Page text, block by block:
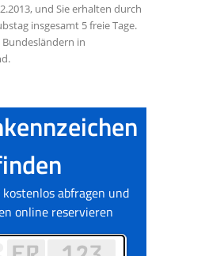
und Sie erhalten durch
insgesamt 5 freie Tage.
in